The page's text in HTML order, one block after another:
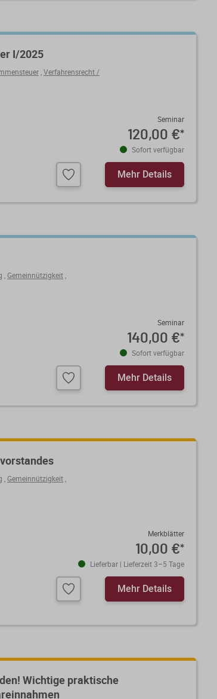
I/2025
, Verfahrensrecht /
Seminar
120,00 €*
Sofort verfügbar
Mehr Details
Gemeinnützigkeit,
Seminar
140,00 €*
Sofort verfügbar
Mehr Details
Gemeinnützigkeit,
Merkblätter
10,00 €*
Lieferbar | Lieferzeit 3–5 Tage
Mehr Details
Wichtige praktische